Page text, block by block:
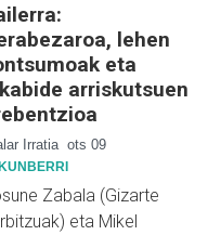
lehen
eta
arriskutsuen
Irratia ots 09
Zabala (Gizarte
eta Mikel